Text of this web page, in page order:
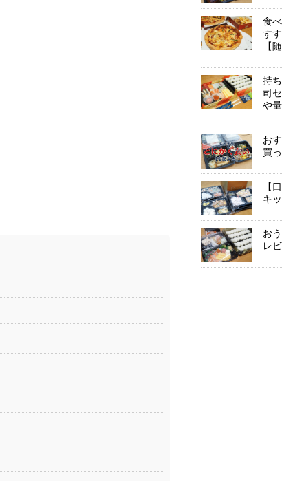
食
す
【
持
司
や
お
買
【
キ
お
レ